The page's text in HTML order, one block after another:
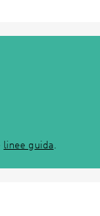
linee guida.